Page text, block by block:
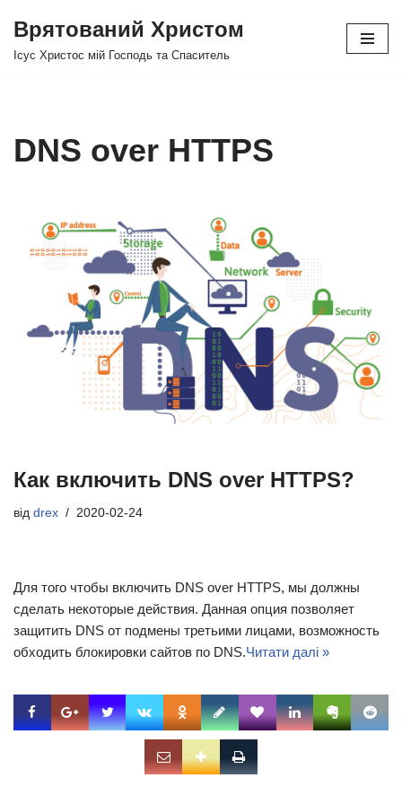
Перейти
Врятований Христом
Ісус Христос мій Господь та Спаситель
DNS over HTTPS
Как включить DNS over HTTPS?
від drex 2020-02-24
Для того чтобы включить DNS over HTTPS, мы должны
сделать некоторые действия. Данная опция позволяет
защитить DNS от подмены третьими лицами, возможность
обходить блокировки сайтов по DNS.Читати далі »